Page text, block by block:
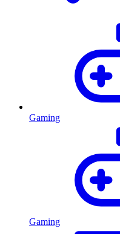
Gaming
Gaming